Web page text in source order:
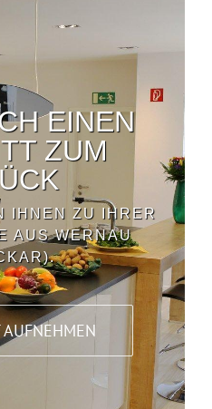
EINEN
ZUM
IHNEN ZU IHRER
AUS WERNAU